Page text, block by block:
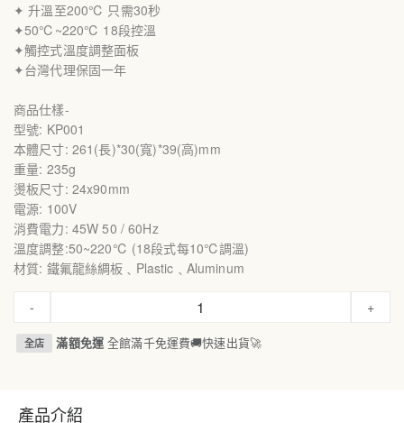
✦ 升溫至200℃ 只需30秒
✦50℃~220℃ 18段控溫
✦觸控式溫度調整面板
✦台灣代理保固一年
商品仕樣-
型號: KP001
本體尺寸: 261(長)*30(寬)*39(高)mm
重量: 235g
燙板尺寸: 24x90mm
電源: 100V
消費電力: 45W 50 / 60Hz
溫度調整:50~220℃ (18段式每10℃調溫)
材質: 鐵氟龍絲綢板﹑Plastic﹑Aluminum
- +
全店 滿額免運全館滿千免運費🚚快速出貨🚀
產品介紹